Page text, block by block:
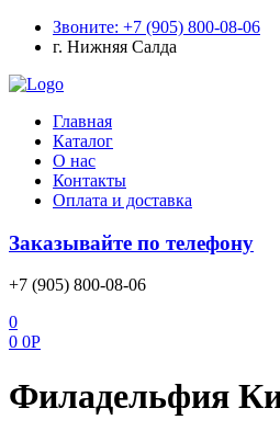
Звоните: +7 (905) 800-08-06
г. Нижняя Салда
Меню
Главная
Каталог
О нас
Контакты
Оплата и доставка
Заказывайте по телефону
+7 (905) 800-08-06
0
0 0Р
Филадельфия